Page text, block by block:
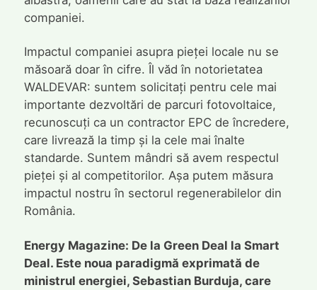
companiei.
Impactul companiei asupra pieței locale nu se
măsoară doar în cifre. Îl văd în notorietatea
WALDEVAR: suntem solicitați pentru cele mai
importante dezvoltări de parcuri fotovoltaice,
recunoscuți ca un contractor EPC de încredere,
care livrează la timp și la cele mai înalte
standarde. Suntem mândri să avem respectul
pieței și al competitorilor. Așa putem măsura
impactul nostru în sectorul regenerabilelor din
România.
Energy Magazine: De la Green Deal la Smart
Deal. Este noua paradigmă exprimată de
ministrul energiei, Sebastian Burduja, care